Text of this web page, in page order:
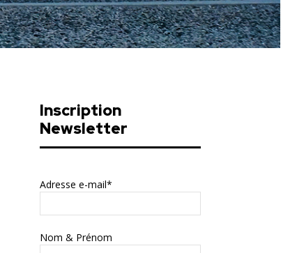
Inscription
Newsletter
Adresse e-mail*
Nom & Prénom